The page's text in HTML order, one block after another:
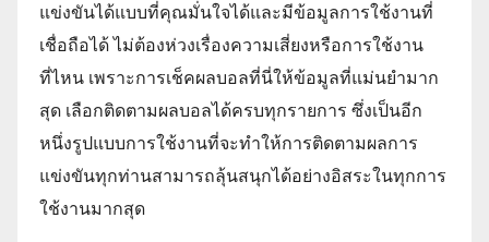
แข่งขันได้แบบที่คุณมั่นใจได้และมีข้อมูลการใช้งานที่
เชื่อถือได้ ไม่ต้องห่วงเรื่องความเสี่ยงหรือการใช้งาน
ที่ไหน เพราะการเช็คผลบอลที่นี่ให้ข้อมูลที่แม่นยำมาก
สุด เลือกติดตามผลบอลได้ครบทุกรายการ ซึ่งเป็นอีก
หนึ่งรูปแบบการใช้งานที่จะทำให้การติดตามผลการ
แข่งขันทุกท่านสามารถลุ้นสนุกได้อย่างอิสระในทุกการ
ใช้งานมากสุด